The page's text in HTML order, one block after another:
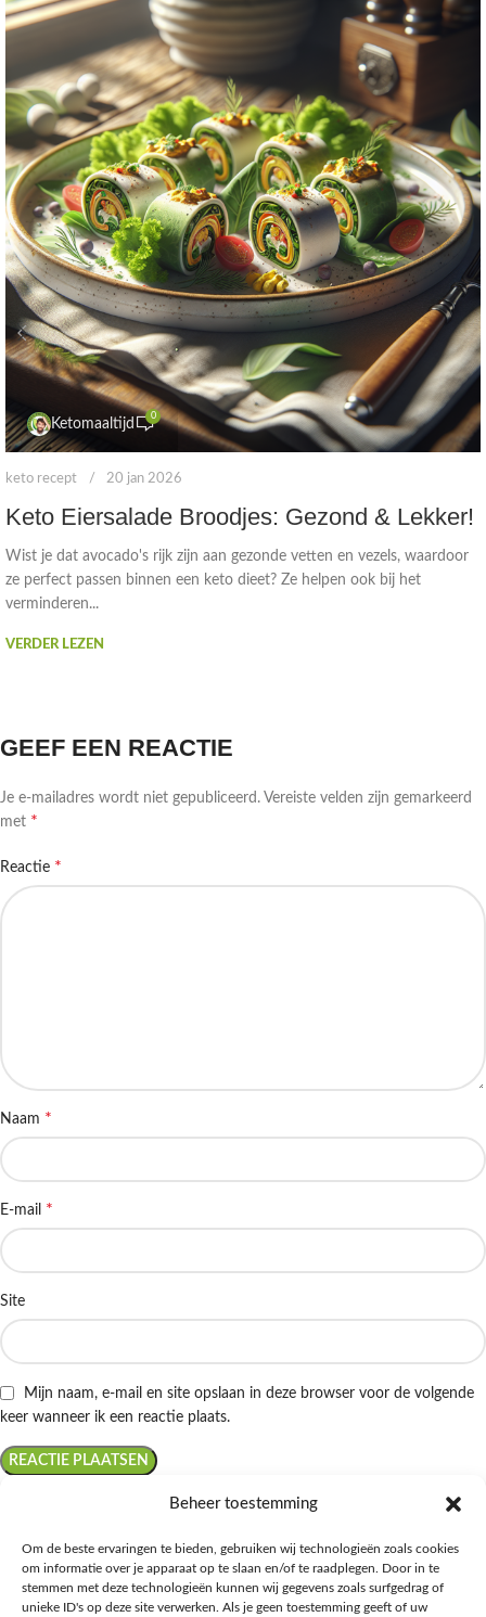
Beheer toestemming
Om de beste ervaringen te bieden, gebruiken wij technologieën zoals cookies
om informatie over je apparaat op te slaan en/of te raadplegen. Door in te
stemmen met deze technologieën kunnen wij gegevens zoals surfgedrag of
unieke ID's op deze site verwerken. Als je geen toestemming geeft of uw
Ketomaaltijd
0
keto recept 20 jan 2026
Keto Eiersalade Broodjes: Gezond & Lekker!
Wist je dat avocado's rijk zijn aan gezonde vetten en vezels, waardoor
ze perfect passen binnen een keto dieet? Ze helpen ook bij het
verminderen...
VERDER LEZEN
GEEF EEN REACTIE
Je e-mailadres wordt niet gepubliceerd. Vereiste velden zijn gemarkeerd
met *
Reactie *
Naam *
E-mail *
Site
Mijn naam, e-mail en site opslaan in deze browser voor de volgende
keer wanneer ik een reactie plaats.
Ontdek de beste keto-vriendelijke keuzes van Albert Heijn, verrijk je
kennis met onze diepgaande blogs over het keto-dieet, en deel jouw